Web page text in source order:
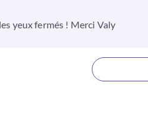
yeux fermés ! Merci Valy